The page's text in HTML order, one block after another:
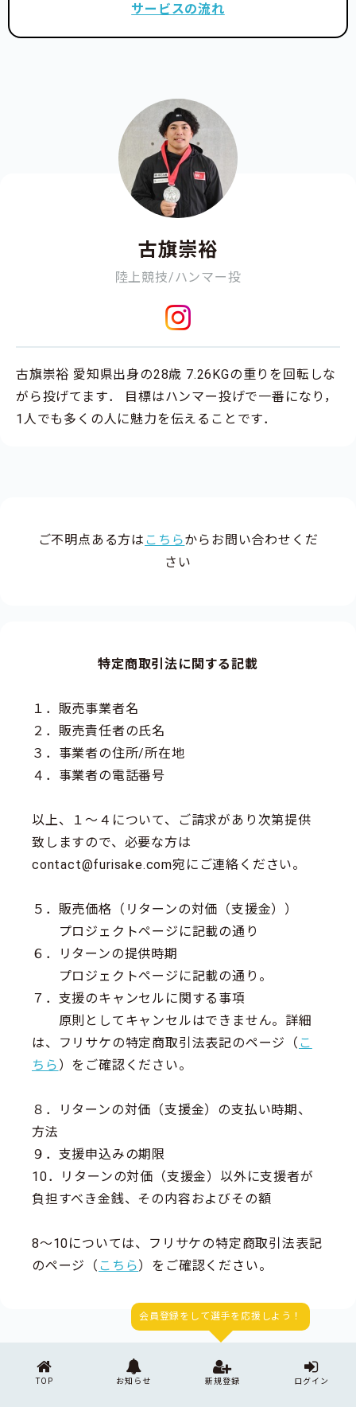
サービスの流れ
古旗崇裕
陸上競技/ハンマー投
古旗崇裕 愛知県出身の28歳 7.26KGの重りを回転しな
がら投げてます． 目標はハンマー投げで一番になり，
1人でも多くの人に魅力を伝えることです．
ご不明点ある方は こちらからお問い合わせくだ
さい
特定商取引法に関する記載
１．販売事業者名
２．販売責任者の氏名
３．事業者の住所/所在地
４．事業者の電話番号
以上、１～４について、ご請求があり次第提供
致しますので、必要な方は
contact@furisake.com宛にご連絡ください。
５．販売価格（リターンの対価（支援金））
プロジェクトページに記載の通り
６．リターンの提供時期
プロジェクトページに記載の通り。
７．支援のキャンセルに関する事項
原則としてキャンセルはできません。詳細
は、フリサケの特定商取引法表記のページ（ こ
ちら ）をご確認ください。
８．リターンの対価（支援金）の支払い時期、
方法
９．支援申込みの期限
10．リターンの対価（支援金）以外に支援者が
負担すべき金銭、その内容およびその額
8～10については、フリサケの特定商取引法表記
のページ（ こちら）をご確認ください。
TOP お知らせ
会員登録をして選手を応援しよう！
新規登録 ログイン